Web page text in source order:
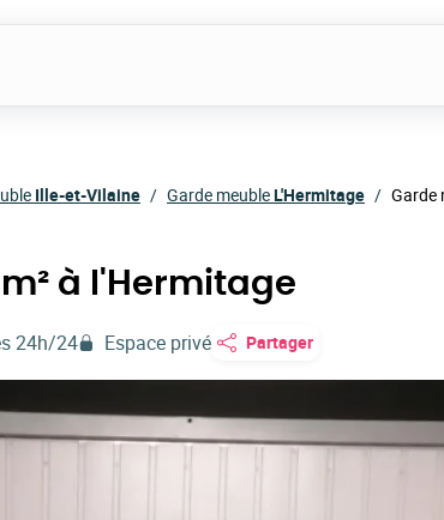
Ille-et-Vilaine Garde meubleL'Hermitage Garde
à l'Hermitage
24h/24 Espace privé Partager